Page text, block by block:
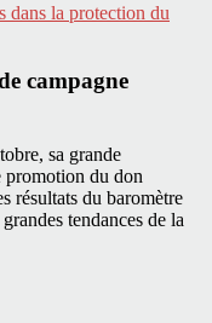
dans la protection du
campagne
sa grande
promotion du don
résultats du baromètre
tendances de la